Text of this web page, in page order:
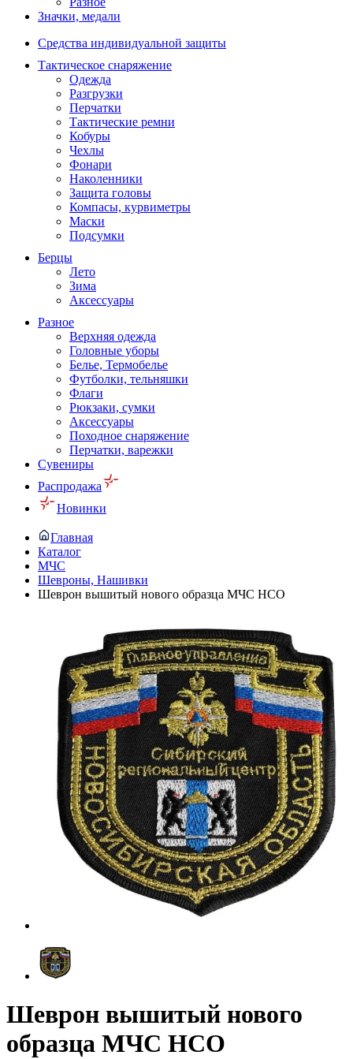
Значки, медали
Средства индивидуальной защиты
Тактическое снаряжение
Одежда
Разгрузки
Перчатки
Тактические ремни
Кобуры
Чехлы
Фонари
Наколенники
Защита головы
Компасы, курвиметры
Маски
Подсумки
Берцы
Лето
Зима
Аксессуары
Разное
Верхняя одежда
Головные уборы
Белье, Термобелье
Футболки, тельняшки
Флаги
Рюкзаки, сумки
Аксессуары
Походное снаряжение
Перчатки, варежки
Сувениры
Распродажа
Новинки
Главная
Каталог
МЧС
Шевроны, Нашивки
Шеврон вышитый нового образца МЧС НСО
Шеврон вышитый нового
образца МЧС НСО